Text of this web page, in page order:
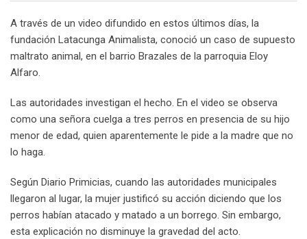
A través de un video difundido en estos últimos días, la
fundación Latacunga Animalista, conoció un caso de supuesto
maltrato animal, en el barrio Brazales de la parroquia Eloy
Alfaro.
Las autoridades investigan el hecho. En el video se observa
como una señora cuelga a tres perros en presencia de su hijo
menor de edad, quien aparentemente le pide a la madre que no
lo haga.
Según Diario Primicias, cuando las autoridades municipales
llegaron al lugar, la mujer justificó su acción diciendo que los
perros habían atacado y matado a un borrego. Sin embargo,
esta explicación no disminuye la gravedad del acto.